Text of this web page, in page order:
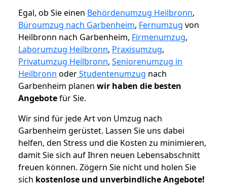
Egal, ob Sie einen Behördenumzug Heilbronn,
Büroumzug nach Garbenheim, Fernumzug von
Heilbronn nach Garbenheim, Firmenumzug,
Laborumzug Heilbronn, Praxisumzug,
Privatumzug Heilbronn, Seniorenumzug in
Heilbronn oderStudentenumzug nach
Garbenheim planen wir haben die besten
Angebotefür Sie.
Wir sind für jede Art von Umzug nach
Garbenheim gerüstet. Lassen Sie uns dabei
helfen, den Stress und die Kosten zu minimieren,
damit Sie sich auf Ihren neuen Lebensabschnitt
freuen können. Zögern Sie nicht und holen Sie
sich kostenlose und unverbindliche Angebote!